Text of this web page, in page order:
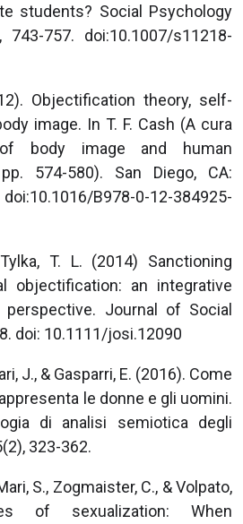
students? Social Psychology
757. doi:10.1007/s11218-
Objectification theory, self-
image. In T. F. Cash (A cura
body image and human
574-580). San Diego, CA:
B978-0-12-384925-
T. L. (2014) Sanctioning
objectification: an integrative
Journal of Social
doi: 10.1111/josi.12090
J., & Gasparri, E. (2016). Come
le donne e gli uomini.
di analisi semiotica degli
323-362.
S., Zogmaister, C., & Volpato,
of sexualization: When